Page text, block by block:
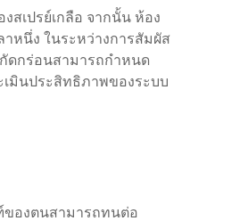
สเปรย์เกลือ จากนั้น ห้อง
าหนึ่ง ในระหว่างการสัมผัส
ดกร่อนสามารถกำหนด
เมินประสิทธิภาพของระบบ
ของตนสามารถทนต่อ